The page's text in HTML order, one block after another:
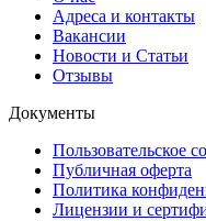
Адреса и контакты
Вакансии
Новости и Статьи
Отзывы
Документы
Пользовательское
Публичная оферта
Политика
Лицензии и